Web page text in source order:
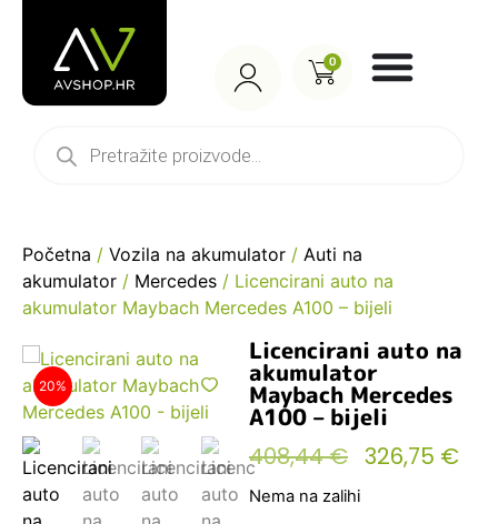
0
Početna / Vozila na akumulator / Auti na
akumulator / Mercedes / Licencirani auto na
akumulator Maybach Mercedes A100 – bijeli
20%
Licencirani auto na
akumulator
Maybach Mercedes
A100 – bijeli
408,44€ 326,75 €
Nema na zalihi